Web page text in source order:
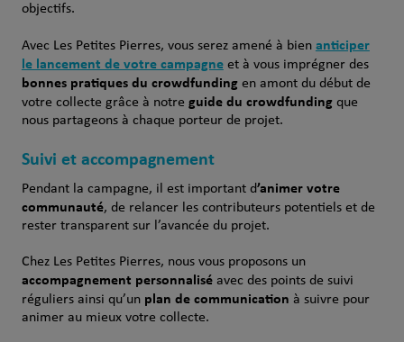
objectifs.
Avec Les Petites Pierres, vous serez amené à bien anticiper
le lancement de votre campagneet à vous imprégner des
bonnes pratiques du crowdfundingen amont du début de
votre collecte grâce à notre guide du crowdfundingque
nous partageons à chaque porteur de projet.
Suivi et accompagnement
Pendant la campagne, il est important d’animer votre
communauté, de relancer les contributeurs potentiels et de
rester transparent sur l’avancée du projet.
Chez Les Petites Pierres, nous vous proposons un
accompagnement personnaliséavec des points de suivi
réguliers ainsi qu’un plan de communication à suivre pour
animer au mieux votre collecte.